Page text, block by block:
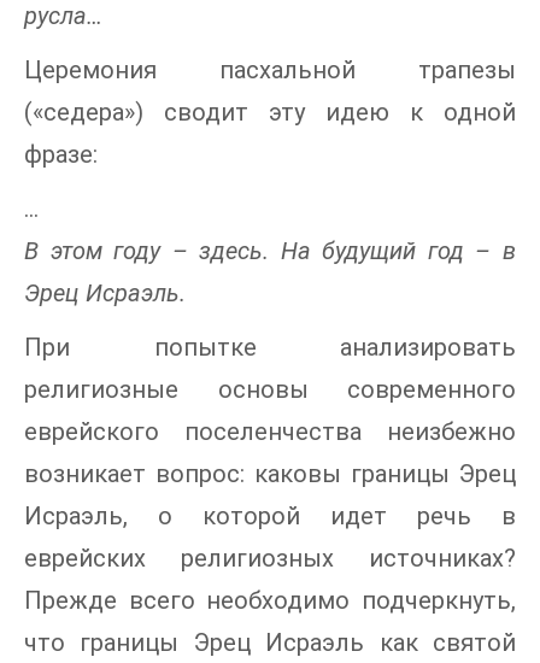
русла…
Церемония пасхальной трапезы
(«седера») сводит эту идею к одной
фразе:
...
В этом году – здесь. На будущий год – в
Эрец Исраэль.
При попытке анализировать
религиозные основы современного
еврейского поселенчества неизбежно
возникает вопрос: каковы границы Эрец
Исраэль, о которой идет речь в
еврейских религиозных источниках?
Прежде всего необходимо подчеркнуть,
что границы Эрец Исраэль как святой